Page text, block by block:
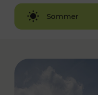
Sommer
Winter